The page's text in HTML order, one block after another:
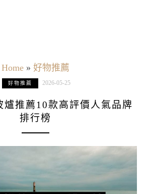
Home» 好物推薦
好物推薦 2026-05-25
爐推薦10款高評價人氣品牌
排行榜